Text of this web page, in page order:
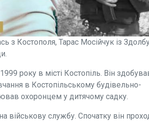
з Костополя, Тарас Мосійчук із
року в місті Костопіль. Він
в Костопільському будівельно-
охоронцем у дитячому садку.
військову службу. Спочатку він